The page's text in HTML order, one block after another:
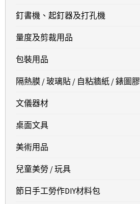
釘書機、起釘器及打孔機
量度及剪裁用品
包裝用品
隔熱膜 / 玻璃貼 / 自粘牆紙 / 錶圖膠
文儀器材
桌面文具
美術用品
兒童美勞 / 玩具
節日手工勞作DIY材料包